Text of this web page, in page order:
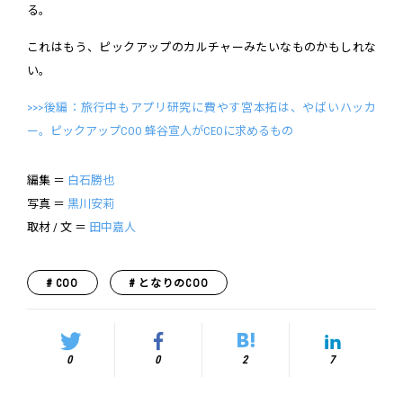
る。
これはもう、ピックアップのカルチャーみたいなものかもしれな
い。
>>>後編：旅行中もアプリ研究に費やす宮本拓は、やばいハッカ
ー。ピックアップCOO 蜂谷宣人がCEOに求めるもの
編集 ＝ 白石勝也
写真 ＝ 黒川安莉
取材 / 文 ＝ 田中嘉人
COO となりのCOO
0 0 2 7